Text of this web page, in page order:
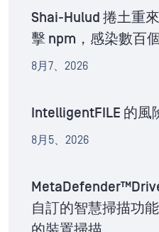
Shai-Hulud 捲土重
擊 npm，感染數百
8月7、2026
IntelligentFILE 的風
8月5、2026
自訂的智慧掃描功